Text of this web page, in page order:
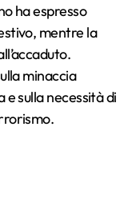
ha espresso
mentre la
minaccia
e sulla necessità di